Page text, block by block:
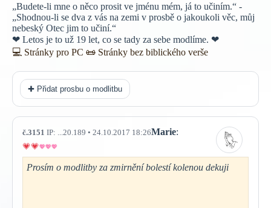
„Budete-li mne o něco prosit ve jménu mém, já to učiním.“ -
„Shodnou-li se dva z vás na zemi v prosbě o jakoukoli věc, můj
nebeský Otec jim to učiní.“
❤ Letos je to už 19 let, co se tady za sebe modlíme. ❤
💻 Stránky pro PC 📜 Stránky bez biblického verše
✚ Přidat prosbu o modlitbu
č.3151 IP: ...20.189 • 24.10.2017 18:26Marie:
Prosím o modlitby za zmirnění bolestí kolenou dekuji